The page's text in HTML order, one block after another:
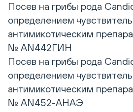
Посев на грибы рода
определением
антимикотическим
№ AN442ГИН
Посев на грибы рода
определением
антимикотическим
№ AN452-АНАЭ